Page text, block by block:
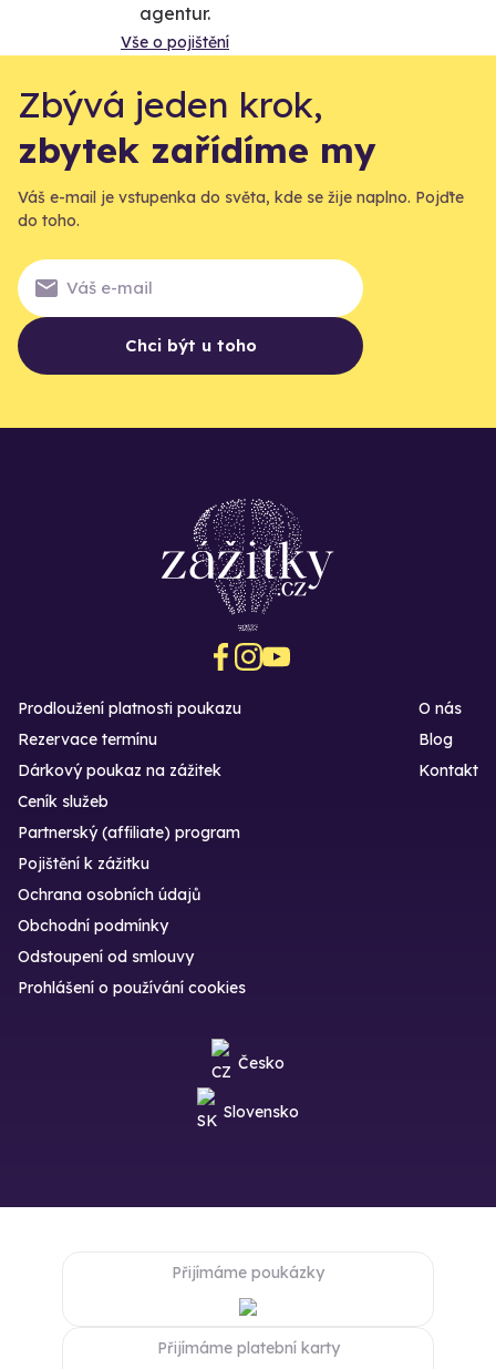
agentur.
Vše o pojištění
Zbývá jeden krok,
zbytek zařídíme my
Váš e-mail je vstupenka do světa, kde se žije naplno. Pojďte
do toho.
Chci být u toho
Prodloužení platnosti poukazu
Rezervace termínu
Dárkový poukaz na zážitek
O nás
Blog
Kontakt
Ceník služeb
Partnerský (affiliate) program
Pojištění k zážitku
Ochrana osobních údajů
Obchodní podmínky
Odstoupení od smlouvy
Prohlášení o používání cookies
Česko
Slovensko
Přijímáme poukázky
Přijímáme platební karty